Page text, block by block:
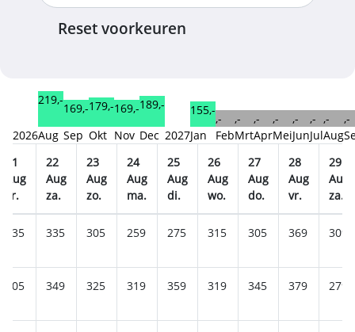
Reset voorkeuren
2026
219,-
Aug
169,-
Sep
179,-
Okt
169,-
Nov
189,-
Dec 2027
155,-
Jan
,-
Feb
,-
Mrt
,-
Apr
,-
Mei
,-
Jun
,-
Jul
,-
Aug
,-
21
Aug
vr.
22
Aug
za.
23
Aug
zo.
24
Aug
ma.
25
Aug
di.
26
Aug
wo.
27
Aug
do.
28
Aug
vr.
29
Aug
za.
435 335 305 259 275 315 305 369 309
405 349 325 319 359 319 345 379 279